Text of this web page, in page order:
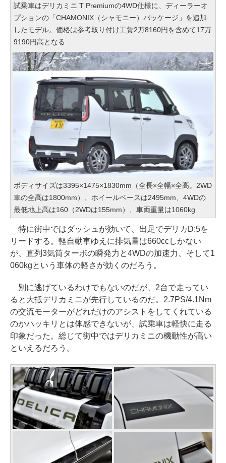
試乗車はデリカミニ T Premiumの4WD仕様に、ディーラーオ
プションの「CHAMONIX（シャモニー）パッケージ」を追加
したモデル。価格は参考取り付け工賃2万8160円を含めて17万
9190円高となる
ボディサイズは3395×1475×1830mm（全長×全幅×全高。2WD
車の全高は1800mm）、ホイールベースは2495mm、4WDの
最低地上高は160（2WDは155mm）、車両重量は1060kg
特に街中ではダッシュが効いて、出足でデリカD:5を
リードする。軽自動車ゆえに排気量は660ccしかない
が、直列3気筒ターボの瞬発力と4WDの加速力、そして1
060kgという車体の軽さが効くのだろう。
別に逃げているわけでもないのだが、2台で走ってい
ると大抵デリカミニが先行しているのだ。2.7PS/4.1Nm
の交流モーターがどれだけのアシストをしてくれている
のかハッキリとは体感できないが、試乗車は軽快に走る
印象だった。総じて街中ではデリカミニの機動性が高い
といえるだろう。